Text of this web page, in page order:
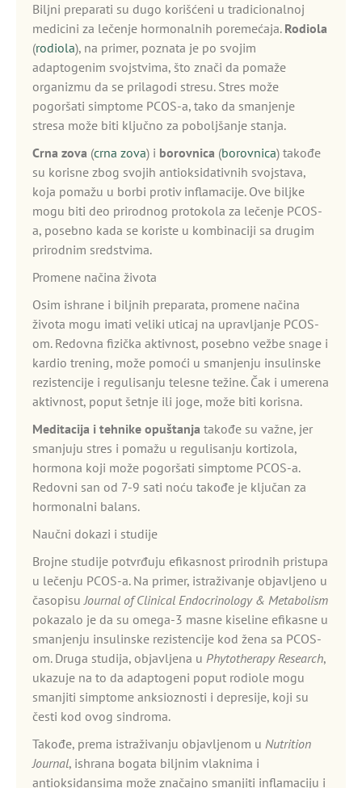
Biljni preparati su dugo korišćeni u tradicionalnoj
medicini za lečenje hormonalnih poremećaja. Rodiola
(rodiola), na primer, poznata je po svojim
adaptogenim svojstvima, što znači da pomaže
organizmu da se prilagodi stresu. Stres može
pogoršati simptome PCOS-a, tako da smanjenje
stresa može biti ključno za poboljšanje stanja.
Crna zova (crna zova) i borovnica (borovnica) takođe
su korisne zbog svojih antioksidativnih svojstava,
koja pomažu u borbi protiv inflamacije. Ove biljke
mogu biti deo prirodnog protokola za lečenje PCOS-
a, posebno kada se koriste u kombinaciji sa drugim
prirodnim sredstvima.
Promene načina života
Osim ishrane i biljnih preparata, promene načina
života mogu imati veliki uticaj na upravljanje PCOS-
om. Redovna fizička aktivnost, posebno vežbe snage i
kardio trening, može pomoći u smanjenju insulinske
rezistencije i regulisanju telesne težine. Čak i umerena
aktivnost, poput šetnje ili joge, može biti korisna.
Meditacija i tehnike opuštanja takođe su važne, jer
smanjuju stres i pomažu u regulisanju kortizola,
hormona koji može pogoršati simptome PCOS-a.
Redovni san od 7-9 sati noću takođe je ključan za
hormonalni balans.
Naučni dokazi i studije
Brojne studije potvrđuju efikasnost prirodnih pristupa
u lečenju PCOS-a. Na primer, istraživanje objavljeno u
časopisuJournal of Clinical Endocrinology & Metabolism
pokazalo je da su omega-3 masne kiseline efikasne u
smanjenju insulinske rezistencije kod žena sa PCOS-
om. Druga studija, objavljena u Phytotherapy Research,
ukazuje na to da adaptogeni poput rodiole mogu
smanjiti simptome anksioznosti i depresije, koji su
česti kod ovog sindroma.
Takođe, prema istraživanju objavljenom u Nutrition
Journal, ishrana bogata biljnim vlaknima i
antioksidansima može značajno smanjiti inflamaciju i